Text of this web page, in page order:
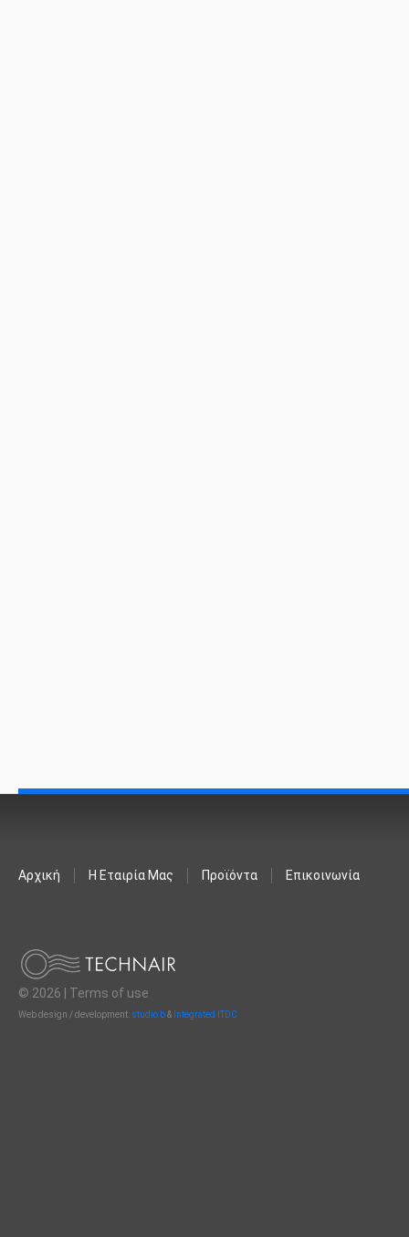
Αρχική Η Εταιρία Μας Προϊόντα Επικοινωνία
© 2026 | Terms of use
Web design / development: studio b& Integrated ITDC